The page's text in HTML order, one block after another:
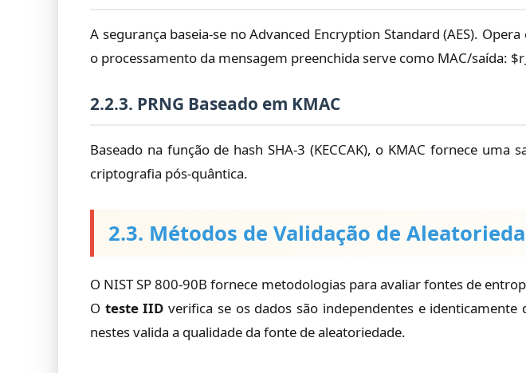
A segurança baseia-se no Advanced Encryption Standard (AES).
o processamento da mensagem preenchida serve como MAC/saída:
2.2.3. PRNG Baseado em KMAC
Baseado na função de hash SHA-3 (KECCAK), o KMAC fornece
criptografia pós-quântica.
2.3. Métodos de Validação de
O NIST SP 800-90B fornece metodologias para avaliar fontes de
O teste IID verifica se os dados são independentes e
nestes valida a qualidade da fonte de aleatoriedade.